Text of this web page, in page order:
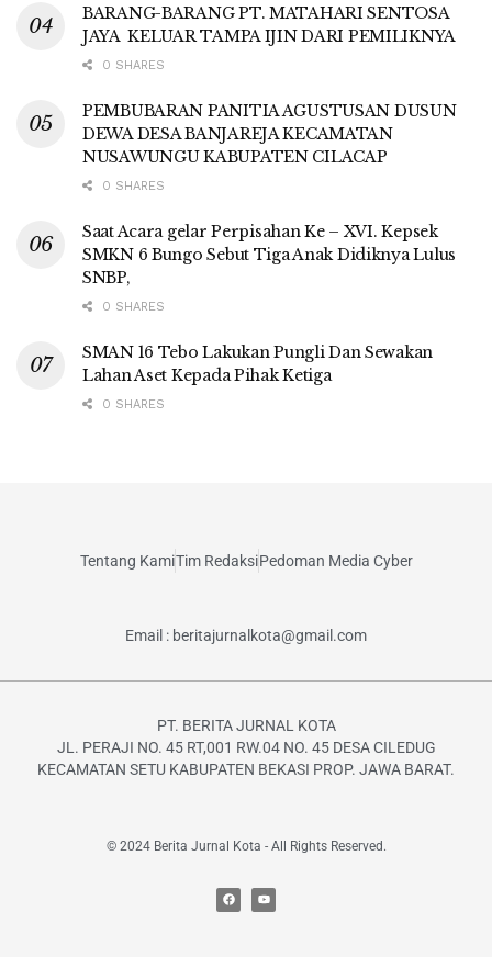
BARANG-BARANG PT. MATAHARI SENTOSA
JAYA KELUAR TAMPA IJIN DARI PEMILIKNYA
0 SHARES
PEMBUBARAN PANITIA AGUSTUSAN DUSUN
DEWA DESA BANJAREJA KECAMATAN
NUSAWUNGU KABUPATEN CILACAP
0 SHARES
Saat Acara gelar Perpisahan Ke – XVI. Kepsek
SMKN 6 Bungo Sebut Tiga Anak Didiknya Lulus
SNBP,
0 SHARES
SMAN 16 Tebo Lakukan Pungli Dan Sewakan
Lahan Aset Kepada Pihak Ketiga
0 SHARES
Tentang KamiTim RedaksiPedoman Media Cyber
Email : beritajurnalkota@gmail.com
PT. BERITA JURNAL KOTA
JL. PERAJI NO. 45 RT,001 RW.04 NO. 45 DESA CILEDUG
KECAMATAN SETU KABUPATEN BEKASI PROP. JAWA BARAT.
© 2024 Berita Jurnal Kota - All Rights Reserved.